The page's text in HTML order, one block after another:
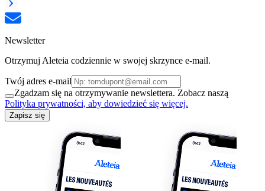
Newsletter
Otrzymuj Aleteia codziennie w swojej skrzynce e-mail.
Twój adres e-mail
Zgadzam się na otrzymywanie newslettera. Zobacz naszą
Polityka prywatności, aby dowiedzieć się więcej.
Zapisz się